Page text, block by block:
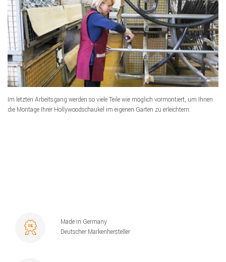
Im letzten Arbeitsgang werden so viele Teile wie möglich vormontiert, um Ihnen
die Montage Ihrer Hollywoodschaukel im eigenen Garten zu erleichtern.
Made in Germany
Deutscher Markenhersteller